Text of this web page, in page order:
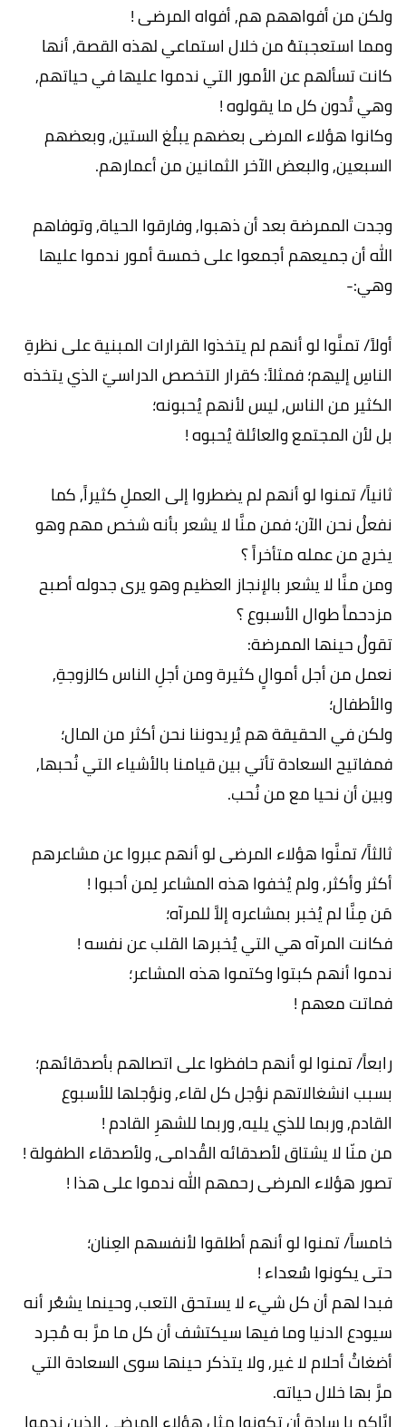
ولكن من أفواههم هم, أفواه المرضى !
ومما استعجبتهُ من خلال استماعي لهذه القصة, أنها
كانت تسألهم عن الأمور التي ندموا عليها في حياتهم,
وهي تُدون كل ما يقولوه !
وكانوا هؤلاء المرضى بعضهم يبلُغ الستين, وبعضهم
السبعين, والبعض الآخر الثمانين من أعمارهم.
وجدت الممرضة بعد أن ذهبوا, وفارقوا الحياة, وتوفاهم
الله أن جميعهم أجمعوا على خمسة أمور ندموا عليها
وهي:-
أولاً/ تمنَّوا لو أنهم لم يتخذوا القرارات المبنية على نظرةِ
الناسِ إليهم؛ فمثلاً: كقرار التخصص الدراسيّ الذي يتخذه
الكثير من الناس, ليس لأنهم يُحبونه؛
بل لأن المجتمع والعائلة يُحبوه !
ثانياً/ تمنوا لو أنهم لم يضطروا إلى العملِ كثيراً, كما
نفعلُ نحن الآن؛ فمن منَّا لا يشعر بأنه شخص مهم وهو
يخرج من عمله متأخراً ؟
ومن منَّا لا يشعر بالإنجاز العظيم وهو يرى جدوله أصبح
مزدحماً طوال الأسبوع ؟
تقولُ حينها الممرضة:
نعمل من أجل أموالٍ كثيرة ومن أجلِ الناس كالزوجةِ,
والأطفال؛
ولكن في الحقيقة هم يُريدوننا نحن أكثر من المال؛
فمفاتيح السعادة تأتي بين قيامنا بالأشياء التي نُحبها,
وبين أن نحيا مع من نُحب.
ثالثاً/ تمنَّوا هؤلاء المرضى لو أنهم عبروا عن مشاعرهم
أكثر وأكثر, ولم يُخفوا هذه المشاعر لِمن أحبوا !
مَن مِنَّا لم يُخبر بمشاعره إلاَّ للمرآه؛
فكانت المرآه هي التي يُخبرها القلب عن نفسه !
ندموا أنهم كبتوا وكتموا هذه المشاعر؛
فماتت معهم !
رابعاً/ تمنوا لو أنهم حافظوا على اتصالهم بأصدقائهم؛
بسبب انشغالاتهم نؤجل كل لقاء, ونؤجلها للأسبوع
القادم, وربما للذي يليه, وربما للشهرِ القادم !
من منّا لا يشتاق لأصدقائه القُدامى, ولأصدقاء الطفولة !
تصور هؤلاء المرضى رحمهم الله ندموا على هذا !
خامساً/ تمنوا لو أنهم أطلقوا لأنفسهم العِنان؛
حتى يكونوا سُعداء !
فبدا لهم أن كل شيء لا يستحق التعب, وحينما يشعُر أنه
سيودع الدنيا وما فيها سيكتشف أن كل ما مرَّ به مُجرد
أضغاثُ أحلام لا غير, ولا يتذكر حينها سوى السعادة التي
مرَّ بها خلال حياته.